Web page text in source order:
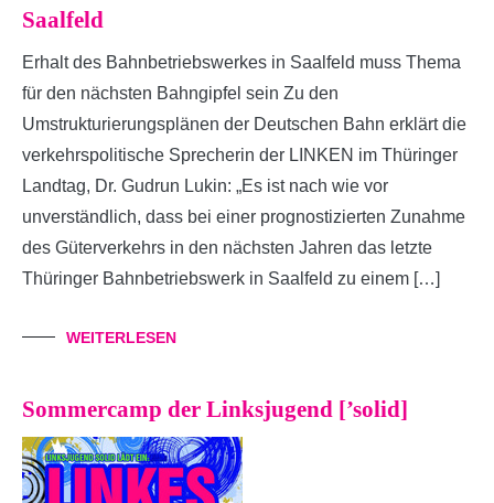
Saalfeld
Erhalt des Bahnbetriebswerkes in Saalfeld muss Thema
für den nächsten Bahngipfel sein Zu den
Umstrukturierungsplänen der Deutschen Bahn erklärt die
verkehrspolitische Sprecherin der LINKEN im Thüringer
Landtag, Dr. Gudrun Lukin: „Es ist nach wie vor
unverständlich, dass bei einer prognostizierten Zunahme
des Güterverkehrs in den nächsten Jahren das letzte
Thüringer Bahnbetriebswerk in Saalfeld zu einem […]
WEITERLESEN
Sommercamp der Linksjugend [’solid]